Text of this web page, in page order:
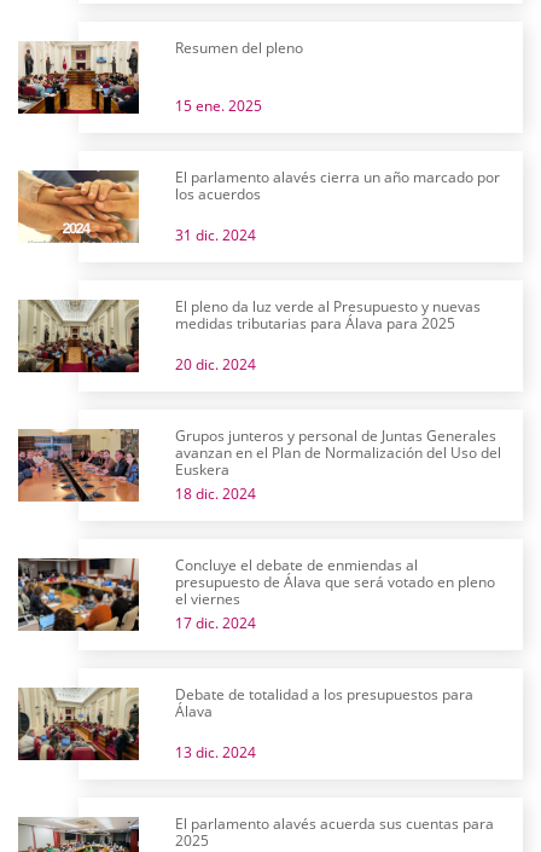
Resumen del pleno
15 ene. 2025
El parlamento alavés cierra un año marcado por
los acuerdos
31 dic. 2024
El pleno da luz verde al Presupuesto y nuevas
medidas tributarias para Álava para 2025
20 dic. 2024
Grupos junteros y personal de Juntas Generales
avanzan en el Plan de Normalización del Uso del
Euskera
18 dic. 2024
Concluye el debate de enmiendas al
presupuesto de Álava que será votado en pleno
el viernes
17 dic. 2024
Debate de totalidad a los presupuestos para
Álava
13 dic. 2024
El parlamento alavés acuerda sus cuentas para
2025